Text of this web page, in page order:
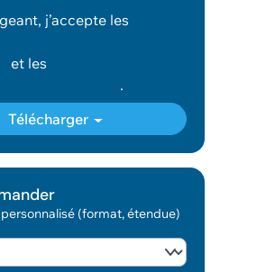
j’accepte les
et les
.
Télécharger
(format, étendue)